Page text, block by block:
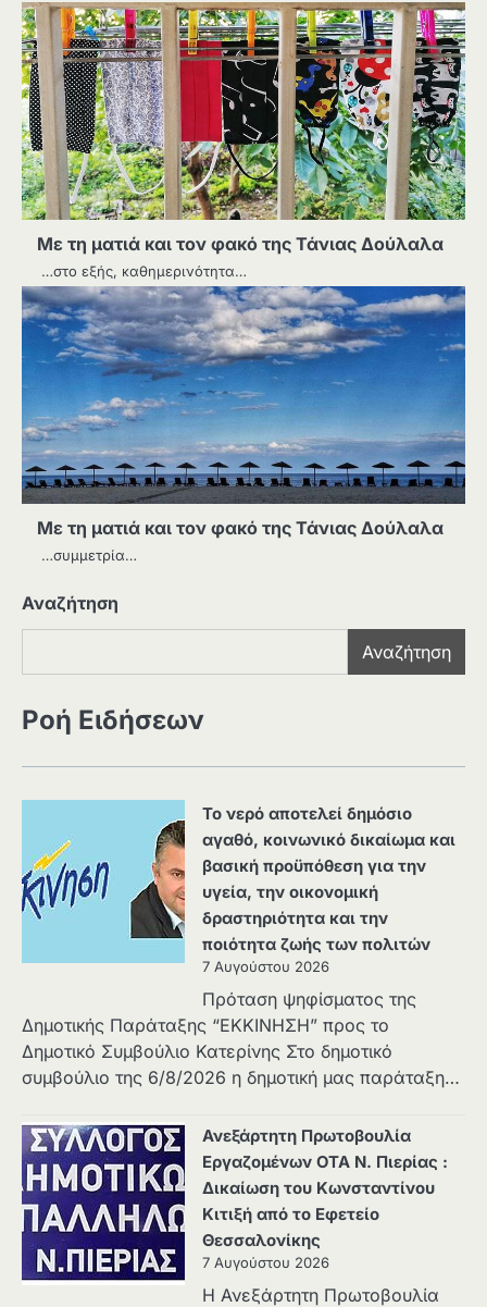
Με τη ματιά και τον φακό της Τάνιας Δούλαλα
…στο εξής, καθημερινότητα…
Με τη ματιά και τον φακό της Τάνιας Δούλαλα
…συμμετρία…
Αναζήτηση
Αναζήτηση
Ροή Ειδήσεων
Το νερό αποτελεί δημόσιο
αγαθό, κοινωνικό δικαίωμα και
βασική προϋπόθεση για την
υγεία, την οικονομική
δραστηριότητα και την
ποιότητα ζωής των πολιτών
7 Αυγούστου 2026
Πρόταση ψηφίσματος της
Δημοτικής Παράταξης “ΕΚΚΙΝΗΣΗ” προς το
Δημοτικό Συμβούλιο Κατερίνης Στο δημοτικό
συμβούλιο της 6/8/2026 η δημοτική μας παράταξη…
Ανεξάρτητη Πρωτοβουλία
Εργαζομένων ΟΤΑ Ν. Πιερίας :
Δικαίωση του Κωνσταντίνου
Κιτιξή από το Εφετείο
Θεσσαλονίκης
7 Αυγούστου 2026
Η Ανεξάρτητη Πρωτοβουλία